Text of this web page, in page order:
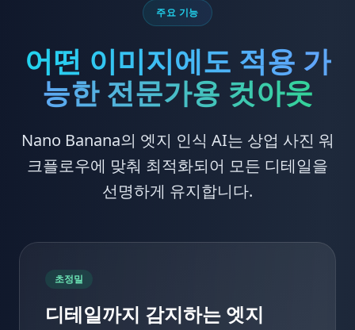
주요 기능
어떤 이미지에도 적용 가
능한 전문가용 컷아웃
Nano Banana의 엣지 인식 AI는 상업 사진 워
크플로우에 맞춰 최적화되어 모든 디테일을
선명하게 유지합니다.
초정밀
디테일까지 감지하는 엣지